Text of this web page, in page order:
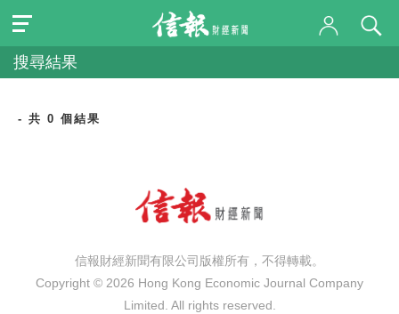
搜尋結果
- 共 0 個結果
信報財經新聞有限公司版權所有，不得轉載。
Copyright © 2026 Hong Kong Economic Journal Company
Limited. All rights reserved.